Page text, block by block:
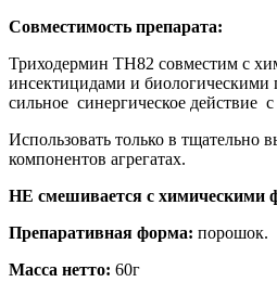
Совместимость препарата:
Триходермин TH82 совместим с
инсектицидами и биологическими
сильное синергическое действие
Использовать только в тщательно
компонентов агрегатах.
НЕ смешивается с химическими
Препаративная форма: порошок.
Масса нетто: 60г